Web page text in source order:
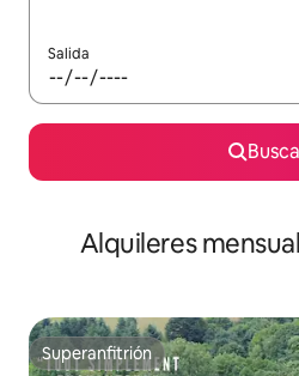
Salida
Alquileres
Superanfitrión
Superanfitrión